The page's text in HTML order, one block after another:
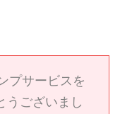
プサービスを
うございまし